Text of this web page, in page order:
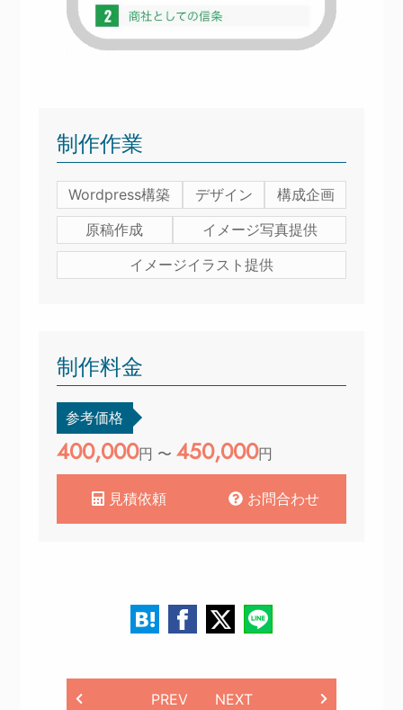
制作作業
Wordpress構築 デザイン
構成企画
原稿作成
イメージ写真提供
イメージイラスト提供
制作料金
参考価格
400,000円 〜 450,000円
見積依頼 お問合わせ
PREV NEXT